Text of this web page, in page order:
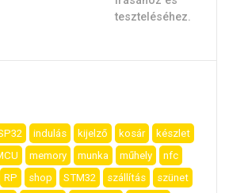
indulás kijelző kosár
készlet
memory munka műhely
nfc
RP shop STM32 szállítás
szünet